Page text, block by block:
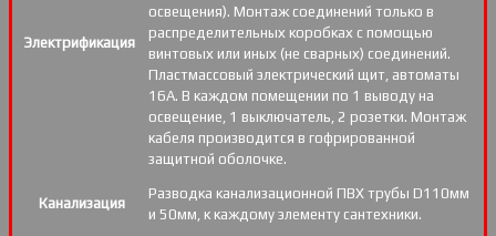
Электрификация
освещения). Монтаж соединений только в
распределительных коробках с помощью
винтовых или иных (не сварных) соединений.
Пластмассовый электрический щит, автоматы
16А. В каждом помещении по 1 выводу на
освещение, 1 выключатель, 2 розетки. Монтаж
кабеля производится в гофрированной
защитной оболочке.
Канализация
Разводка канализационной ПВХ трубы D110мм
и 50мм, к каждому элементу сантехники.